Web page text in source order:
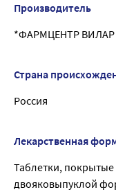
Производитель
*ФАРМЦЕНТР
Страна
Россия
Лекарственная
Таблетки,
двояковыпуклой